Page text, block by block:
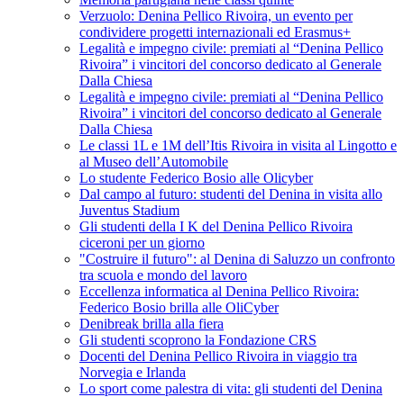
Verzuolo: Denina Pellico Rivoira, un evento per
condividere progetti internazionali ed Erasmus+
Legalità e impegno civile: premiati al “Denina Pellico
Rivoira” i vincitori del concorso dedicato al Generale
Dalla Chiesa
Legalità e impegno civile: premiati al “Denina Pellico
Rivoira” i vincitori del concorso dedicato al Generale
Dalla Chiesa
Le classi 1L e 1M dell’Itis Rivoira in visita al Lingotto e
al Museo dell’Automobile
Lo studente Federico Bosio alle Olicyber
Dal campo al futuro: studenti del Denina in visita allo
Juventus Stadium
Gli studenti della I K del Denina Pellico Rivoira
ciceroni per un giorno
"Costruire il futuro": al Denina di Saluzzo un confronto
tra scuola e mondo del lavoro
Eccellenza informatica al Denina Pellico Rivoira:
Federico Bosio brilla alle OliCyber
Denibreak brilla alla fiera
Gli studenti scoprono la Fondazione CRS
Docenti del Denina Pellico Rivoira in viaggio tra
Norvegia e Irlanda
Lo sport come palestra di vita: gli studenti del Denina